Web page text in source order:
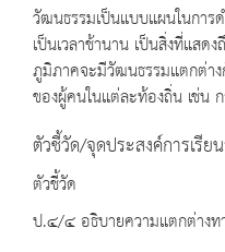
วัฒนธรรมเป็นแบบแผนในกา
เป็นเวลาช้านาน เป็นสิ่งที่แสด
ภูมิภาคจะมีวัฒนธรรมแตกต่า
ของผู้คนในแต่ละท้องถิ่น เช่น
ตัวชี้วัด/จุดประสงค์การเรีย
ตัวชี้วัด
ป.๔/๔ อธิบายความแตกต่าง